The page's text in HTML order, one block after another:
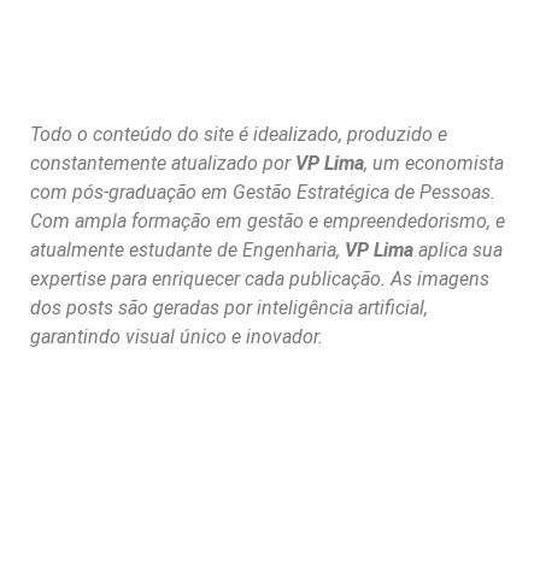
Todo o conteúdo do site é idealizado, produzido e
constantemente atualizado por VP Lima, um economista
com pós-graduação em Gestão Estratégica de Pessoas.
Com ampla formação em gestão e empreendedorismo, e
atualmente estudante de Engenharia, VP Lima aplica sua
expertise para enriquecer cada publicação. As imagens
dos posts são geradas por inteligência artificial,
garantindo visual único e inovador.